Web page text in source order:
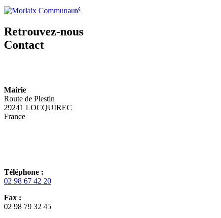
Retrouvez-nous
Contact
Mairie
Route de Plestin
29241 LOCQUIREC
France
Téléphone :
02 98 67 42 20
Fax :
02 98 79 32 45